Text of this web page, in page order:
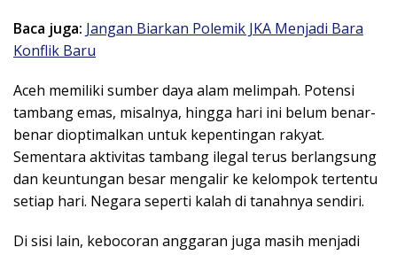
Baca juga: Jangan Biarkan Polemik JKA Menjadi Bara
Konflik Baru
Aceh memiliki sumber daya alam melimpah. Potensi
tambang emas, misalnya, hingga hari ini belum benar-
benar dioptimalkan untuk kepentingan rakyat.
Sementara aktivitas tambang ilegal terus berlangsung
dan keuntungan besar mengalir ke kelompok tertentu
setiap hari. Negara seperti kalah di tanahnya sendiri.
Di sisi lain, kebocoran anggaran juga masih menjadi